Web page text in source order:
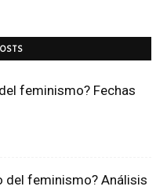
feminismo? Fechas
del feminismo? Análisis